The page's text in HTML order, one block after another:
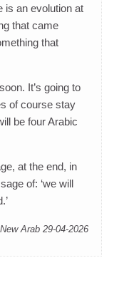
is an evolution at
that came
that
It’s going to
of course stay
be four Arabic
at the end, in
of: ‘we will
Arab 29-04-2026